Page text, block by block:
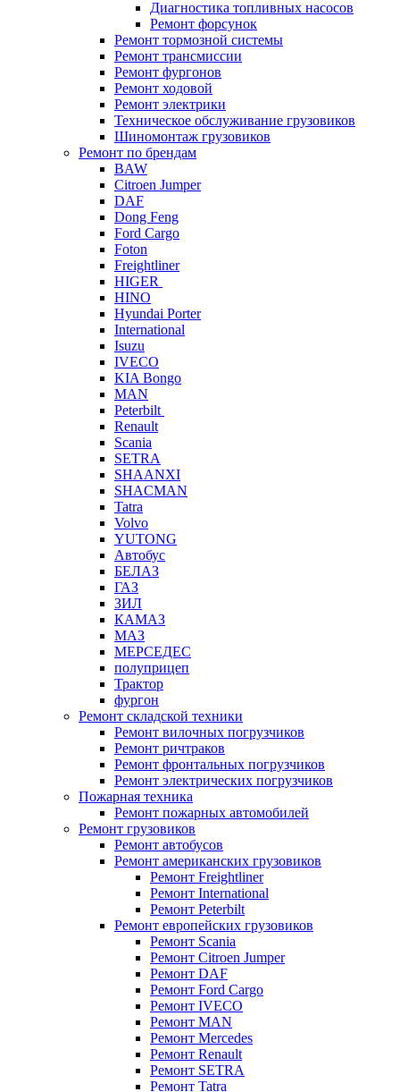
Диагностика топливных насосов
Ремонт форсунок
Ремонт тормозной системы
Ремонт трансмиссии
Ремонт фургонов
Ремонт ходовой
Ремонт электрики
Техническое обслуживание грузовиков
Шиномонтаж грузовиков
Ремонт по брендам
BAW
Citroen Jumper
DAF
Dong Feng
Ford Cargo
Foton
Freightliner
HIGER
HINO
Hyundai Porter
International
Isuzu
IVECO
KIA Bongo
MAN
Peterbilt
Renault
Scania
SETRA
SHAANXI
SHACMAN
Tatra
Volvo
YUTONG
Автобус
БЕЛАЗ
ГАЗ
ЗИЛ
КАМАЗ
МАЗ
МЕРСЕДЕС
полуприцеп
Трактор
фургон
Ремонт складской техники
Ремонт вилочных погрузчиков
Ремонт ричтраков
Ремонт фронтальных погрузчиков
Ремонт электрических погрузчиков
Пожарная техника
Ремонт пожарных автомобилей
Ремонт грузовиков
Ремонт автобусов
Ремонт американских грузовиков
Ремонт Freightliner
Ремонт International
Ремонт Peterbilt
Ремонт европейских грузовиков
Ремонт Scania
Ремонт Citroen Jumper
Ремонт DAF
Ремонт Ford Cargo
Ремонт IVECO
Ремонт MAN
Ремонт Mercedes
Ремонт Renault
Ремонт SETRA
Ремонт Tatra